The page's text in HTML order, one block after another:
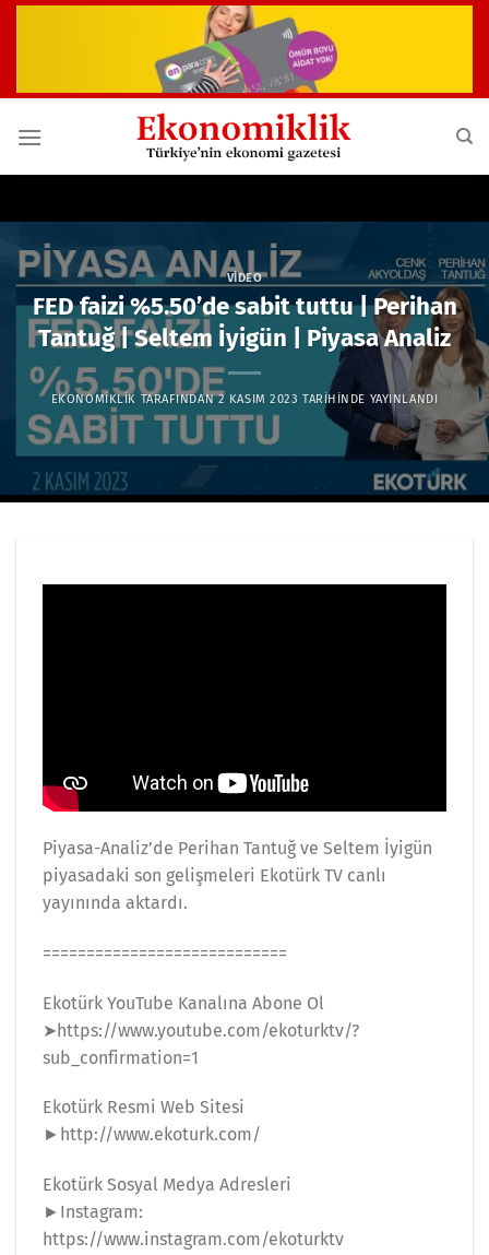
VIDEO
FED faizi %5.50’de sabit tuttu | Perihan
Tantuğ | Seltem İyigün | Piyasa Analiz
EKONOMIKLIK TARAFINDAN 2 KASIM 2023 TARIHINDE YAYINLANDI
Piyasa-Analiz’de Perihan Tantuğ ve Seltem İyigün
piyasadaki son gelişmeleri Ekotürk TV canlı
yayınında aktardı.
============================
Ekotürk YouTube Kanalına Abone Ol
➤https://www.youtube.com/ekoturktv/?
sub_confirmation=1
Ekotürk Resmi Web Sitesi
►http://www.ekoturk.com/
Ekotürk Sosyal Medya Adresleri
►Instagram:
https://www.instagram.com/ekoturktv